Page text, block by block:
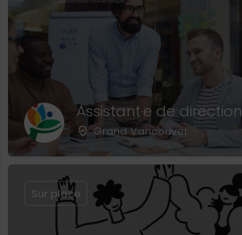
Assistant·e de direction
Grand Vancouver
Sur place